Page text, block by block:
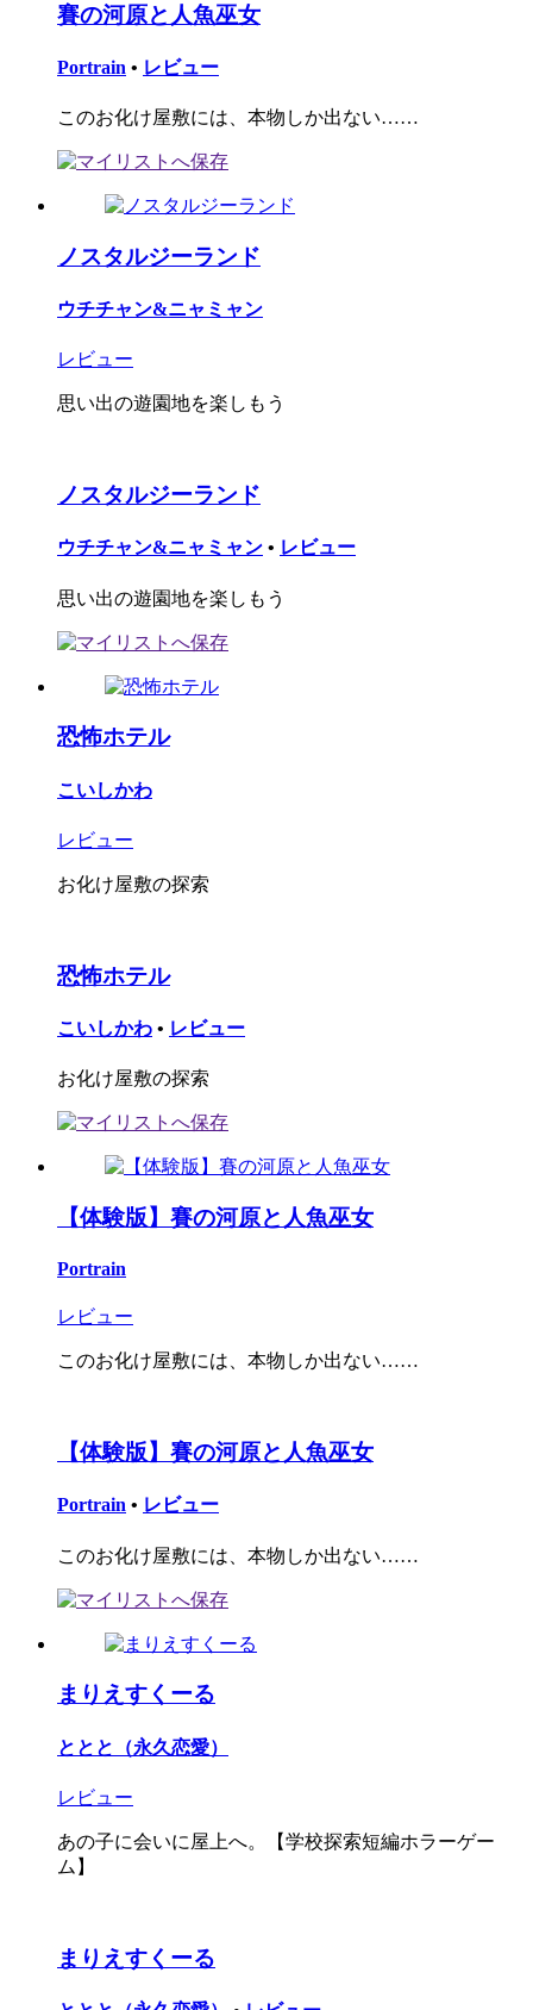
賽の河原と人魚巫女
Portrain • レビュー
このお化け屋敷には、本物しか出ない……
ノスタルジーランド
ウチチャン&ニャミャン
レビュー
思い出の遊園地を楽しもう
ノスタルジーランド
ウチチャン&ニャミャン • レビュー
思い出の遊園地を楽しもう
恐怖ホテル
こいしかわ
レビュー
お化け屋敷の探索
恐怖ホテル
こいしかわ • レビュー
お化け屋敷の探索
【体験版】賽の河原と人魚巫女
Portrain
レビュー
このお化け屋敷には、本物しか出ない……
【体験版】賽の河原と人魚巫女
Portrain • レビュー
このお化け屋敷には、本物しか出ない……
まりえすくーる
ととと（永久恋愛）
レビュー
あの子に会いに屋上へ。【学校探索短編ホラーゲー
ム】
まりえすくーる